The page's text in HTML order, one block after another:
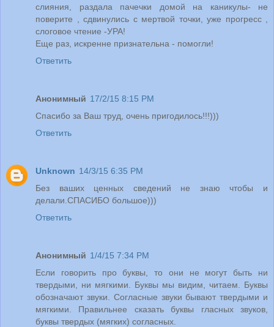
слияния, раздала пачечки домой на каникулы- не
поверите , сдвинулись с мертвой точки, уже прогресс ,
слоговое чтение -УРА!
Еще раз, искренне признательна - помогли!
Ответить
Анонимный 17/2/15 8:15 PM
Спасибо за Ваш труд, очень пригодилось!!!)))
Ответить
Unknown 14/3/15 6:35 PM
Без ваших ценных сведений не знаю чтобы и
делали.СПАСИБО большое)))
Ответить
Анонимный 1/4/15 7:34 PM
Если говорить про буквы, то они не могут быть ни
твердыми, ни мягкими. Буквы мы видим, читаем. Буквы
обозначают звуки. Согласные звуки бывают твердыми и
мягкими. Правильнее сказать буквы гласных звуков,
буквы твердых (мягких) согласных.